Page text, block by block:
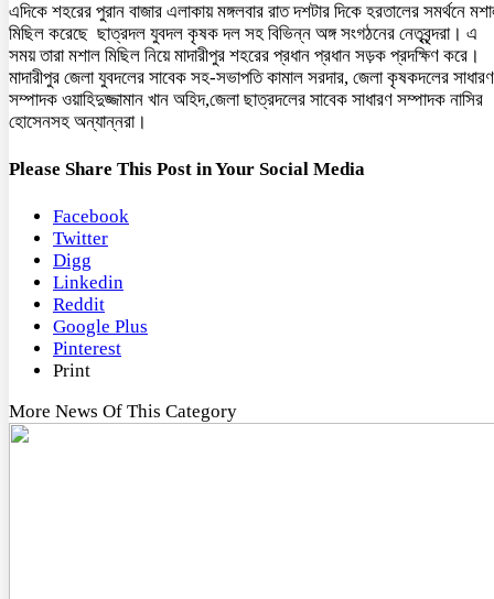
এদিকে শহরের পুরান বাজার এলাকায় মঙ্গলবার রাত দশটার দিকে হরতালের সমর্থনে
মিছিল করেছে ছাত্রদল যুবদল কৃষক দল সহ বিভিন্ন অঙ্গ সংগঠনের নেতৃবৃন্দরা। এ
সময় তারা মশাল মিছিল নিয়ে মাদারীপুর শহরের প্রধান প্রধান সড়ক প্রদক্ষিণ করে।
মাদারীপুর জেলা যুবদলের সাবেক সহ-সভাপতি কামাল সরদার, জেলা কৃষকদলের সাধারণ
সম্পাদক ওয়াহিদুজ্জামান খান অহিদ,জেলা ছাত্রদলের সাবেক সাধারণ সম্পাদক নাসির
হোসেনসহ অন্যান্নরা।
Please Share This Post in Your Social Media
Facebook
Twitter
Digg
Linkedin
Reddit
Google Plus
Pinterest
Print
More News Of This Category